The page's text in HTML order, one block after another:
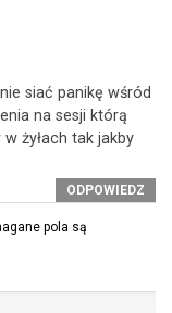
siać panikę wśród
na sesji którą
żyłach tak jakby
ODPOWIEDZ
pola są